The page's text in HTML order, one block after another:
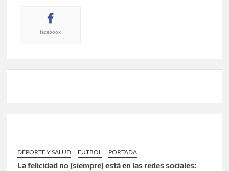
facebook
DEPORTE Y SALUD FÚTBOL PORTADA
La felicidad no (siempre) está en las redes sociales: